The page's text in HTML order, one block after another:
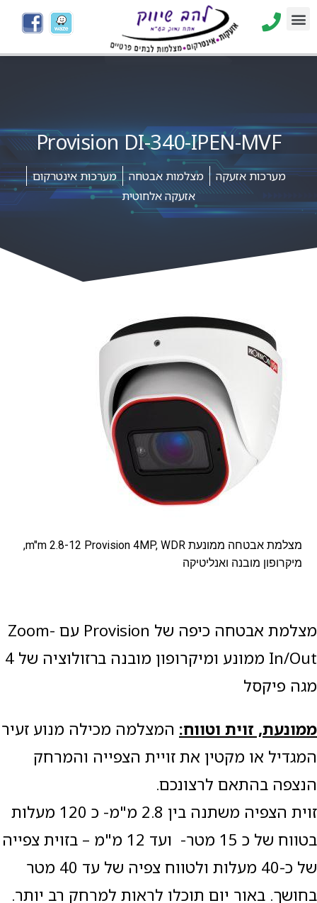
Provision DI-340-IPEN-MVF
מערכות אזעקה מצלמות אבטחה
מערכות אינטרקום
אזעקה אלחוטית
מצלמת אבטחה ממונעת m"m 2.8-12 Provision 4MP, WDR,
מיקרופון מובנה ואנליטיקה
מצלמת אבטחה כיפה של Provision עם Zoom-
In/Out ממונע ומיקרופון מובנה ברזולוציה של 4
מגה פיקסל
ממונעת, זוית וטווח: המצלמה מכילה מנוע זעיר
המגדיל או מקטין את זויית הצפייה והמרחק
הנצפה בהתאם לרצונכם.
זוית הצפיה משתנה בין 2.8 מ"מ- כ 120 מעלות
בטווח של כ 15 מטר- ועד 12 מ"מ – בזוית צפייה
של כ-40 מעלות ולטווח צפיה של עד 40 מטר
בחושך. באור יום תוכלו לראות למרחק רב יותר.